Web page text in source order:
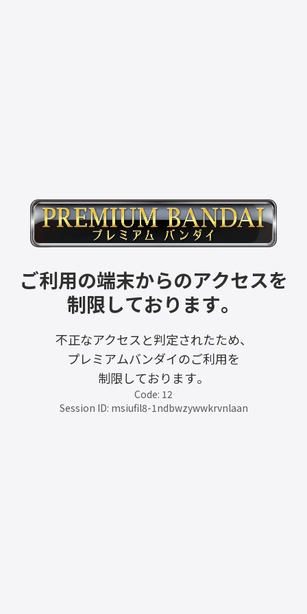
ご利用の端末からのアクセスを
制限しております。
不正なアクセスと判定されたため、
プレミアムバンダイのご利用を
制限しております。
Code: 12
Session ID: msiufil8-1ndbwzywwkrvnlaan